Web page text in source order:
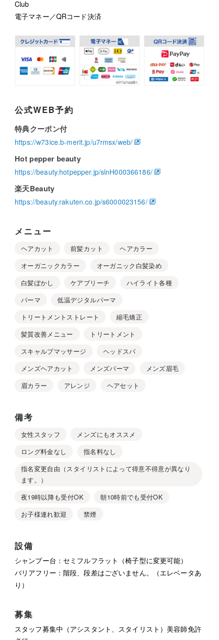
Club
電子マネー／QRコード決済
公式WEB予約
特典クーポン付
https://w73ice.b-merit.jp/u7rmsx/web/
Hot pepper beauty
https://beauty.hotpepper.jp/slnH000366186/
楽天Beauty
https://beauty.rakuten.co.jp/s6000023156/
メニュー
ヘアカット 前髪カット
ヘアカラー
オーガニックカラー
オーガニック白髪染め
白髪ぼかし
ケアブリーチ
ハイライト各種
パーマ
低温デジタルパーマ
トリートメントストレート
縮毛矯正
髪質改善メニュー
トリートメント
スキャルプマッサージ
ヘッドスパ
メンズヘアカット
メンズパーマ
メンズ眉毛
眉カラー
アレンジ ヘアセット
備考
女性スタッフ
メンズにもオススメ
ロング料金なし
指名料なし
指名変更自由（スタイリストによって得意不得意が異なり
ます。）
夜19時以降も受付OK
朝10時前でも受付OK
お子様連れ歓迎
禁煙
設備
シャンプー台：セミフルフラット（椅子型に変更可能）
バリアフリー：階段、段差はございません。（エレベータあ
り）
募集
スタッフ募集中（アシスタント、スタイリスト）美容師免許